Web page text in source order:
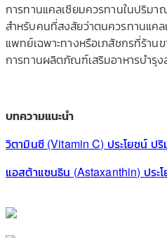
การทานแคลเซียมควรทานในปริมา
สำหรับคนที่สงสัยว่าตนควรทานแค
แพทย์เฉพาะทางหรือเภสัชกรที่ร้าน
การทานผลิตภัณฑ์เสริมอาหารบำรุง
บทความแนะนำ
วิตามินซี (Vitamin C) ประโยชน์ ป
แอสต้าแซนธิน (Astaxanthin) ประ